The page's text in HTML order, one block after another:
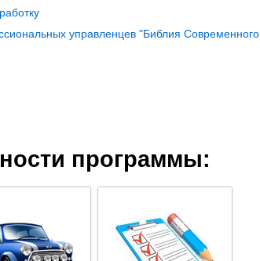
управленцев "Библия Современного
программы: